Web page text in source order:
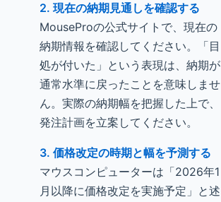
2. 現在の納期見通しを確認する
MouseProの公式サイトで、現在の
納期情報を確認してください。「目
処が付いた」という表現は、納期が
通常水準に戻ったことを意味しませ
ん。実際の納期幅を把握した上で、
発注計画を立案してください。
3. 価格改定の時期と幅を予測する
マウスコンピューターは「2026年1
月以降に価格改定を実施予定」と述